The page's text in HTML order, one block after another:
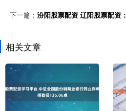
下一篇： 汾阳股票配资 辽阳股票配资
相关文章